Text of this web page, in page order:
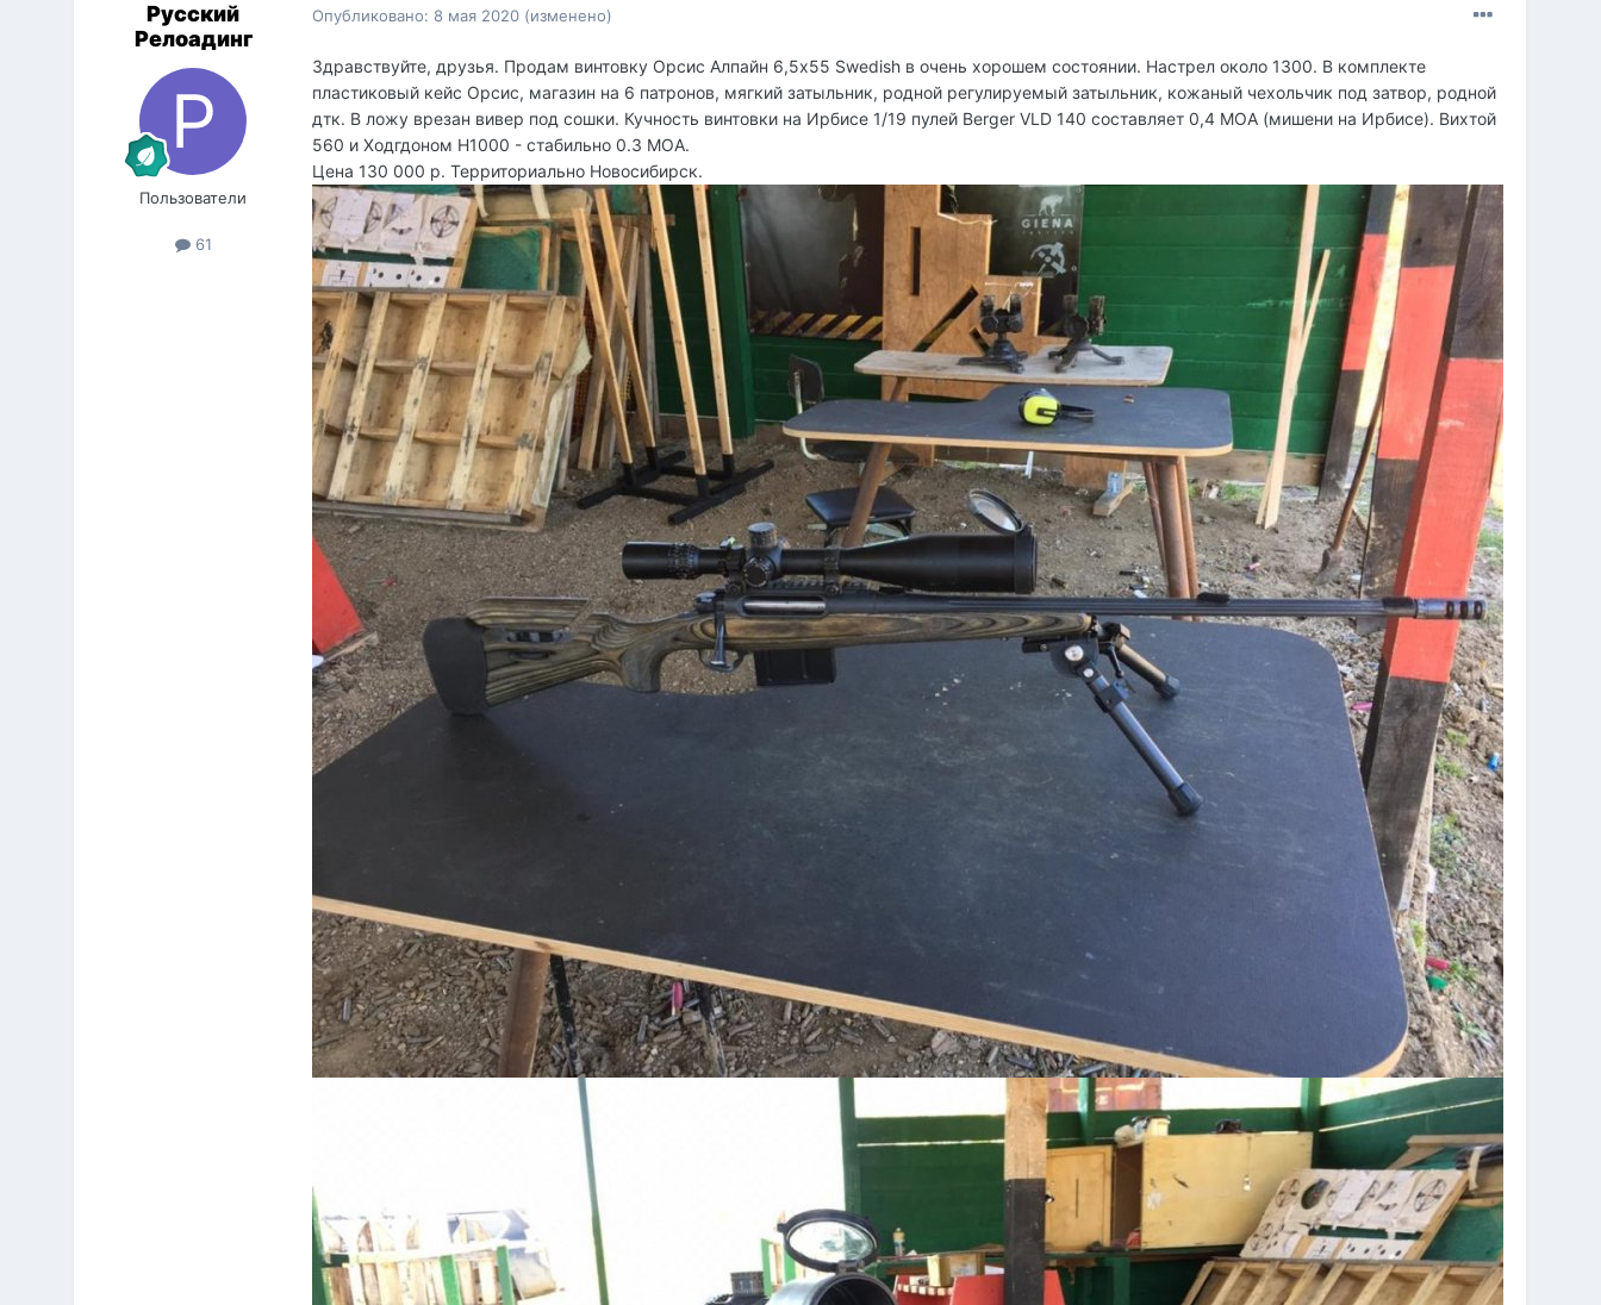
Русский
Релоадинг
Пользователи
61
Опубликовано:8 мая 2020 (изменено)
Здравствуйте, друзья. Продам винтовку Орсис Алпайн 6,5х55 Swedish в очень хорошем состоянии. Настрел около 1300. В комплекте
пластиковый кейс Орсис, магазин на 6 патронов, мягкий затыльник, родной регулируемый затыльник, кожаный чехольчик под затвор, родной
дтк. В ложу врезан вивер под сошки. Кучность винтовки на Ирбисе 1/19 пулей Berger VLD 140 составляет 0,4 МОА (мишени на Ирбисе). Вихтой
560 и Ходгдоном H1000 - стабильно 0.3 МОА.
Цена 130 000 р. Территориально Новосибирск.